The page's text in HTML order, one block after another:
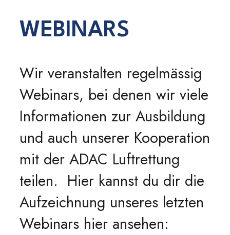
WEBINARS
Wir veranstalten regelmässig
Webinars, bei denen wir viele
Informationen zur Ausbildung
und auch unserer Kooperation
mit der ADAC Luftrettung
teilen. Hier kannst du dir die
Aufzeichnung unseres letzten
Webinars hier ansehen: